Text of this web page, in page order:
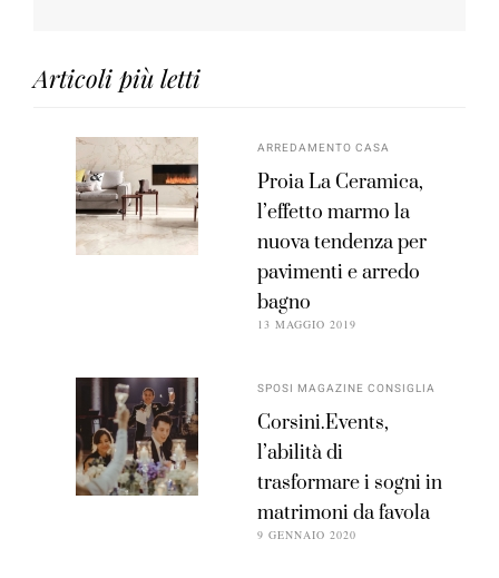
Articoli più letti
ARREDAMENTO CASA
Proia La Ceramica,
l’effetto marmo la
nuova tendenza per
pavimenti e arredo
bagno
13 MAGGIO 2019
SPOSI MAGAZINE CONSIGLIA
Corsini.Events,
l’abilità di
trasformare i sogni in
matrimoni da favola
9 GENNAIO 2020